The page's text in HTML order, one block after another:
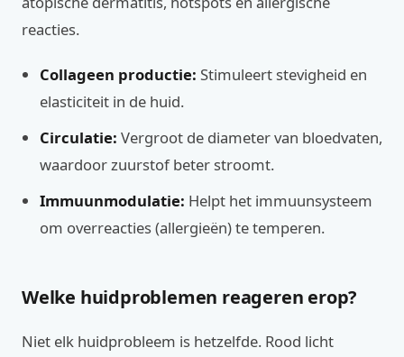
reacties.
Collageen productie: Stimuleert stevigheid en
elasticiteit in de huid.
Circulatie: Vergroot de diameter van bloedvaten,
waardoor zuurstof beter stroomt.
Immuunmodulatie: Helpt het immuunsysteem
om overreacties (allergieën) te temperen.
Welke huidproblemen reageren erop?
Niet elk huidprobleem is hetzelfde. Rood licht